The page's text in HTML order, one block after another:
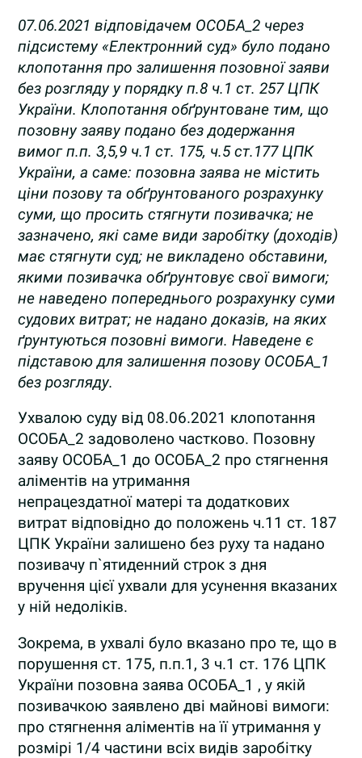
07.06.2021 відповідачем ОСОБА_2 через
підсистему «Електронний суд» було подано
клопотання про залишення позовної заяви
без розгляду у порядку п.8 ч.1 ст. 257 ЦПК
України. Клопотання обґрунтоване тим, що
позовну заяву подано без додержання
вимог п.п. 3,5,9 ч.1 ст. 175, ч.5 ст.177 ЦПК
України, а саме: позовна заява не містить
ціни позову та обґрунтованого розрахунку
суми, що просить стягнути позивачка; не
зазначено, які саме види заробітку (доходів)
має стягнути суд; не викладено обставини,
якими позивачка обґрунтовує свої вимоги;
не наведено попереднього розрахунку суми
судових витрат; не надано доказів, на яких
ґрунтуються позовні вимоги. Наведене є
підставою для залишення позову ОСОБА_1
без розгляду.
Ухвалою суду від 08.06.2021 клопотання
ОСОБА_2 задоволено частково. Позовну
заяву ОСОБА_1 до ОСОБА_2 про стягнення
аліментів на утримання
непрацездатної матері та додаткових
витрат відповідно до положень ч.11 ст. 187
ЦПК України залишено без руху та надано
позивачу п`ятиденний строк з дня
вручення цієї ухвали для усунення вказаних
у ній недоліків.
Зокрема, в ухвалі було вказано про те, що в
порушення ст. 175, п.п.1, 3 ч.1 ст. 176 ЦПК
України позовна заява ОСОБА_1 , у якій
позивачкою заявлено дві майнові вимоги:
про стягнення аліментів на її утримання у
розмірі 1/4 частини всіх видів заробітку